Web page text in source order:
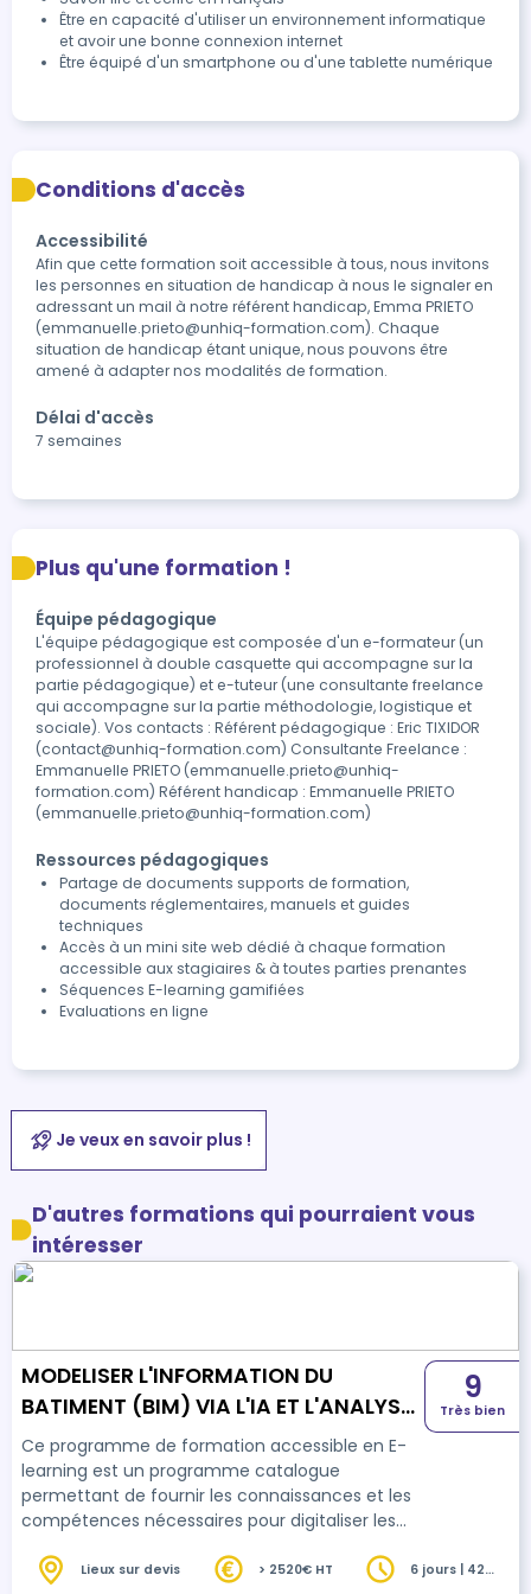
Être en capacité d'utiliser un environnement informatique
et avoir une bonne connexion internet
Être équipé d'un smartphone ou d'une tablette numérique
Conditions d'accès
Accessibilité
Afin que cette formation soit accessible à tous, nous invitons
les personnes en situation de handicap à nous le signaler en
adressant un mail à notre référent handicap, Emma PRIETO
(emmanuelle.prieto@unhiq-formation.com). Chaque
situation de handicap étant unique, nous pouvons être
amené à adapter nos modalités de formation.
Délai d'accès
7 semaines
Plus qu'une formation !
Équipe pédagogique
L'équipe pédagogique est composée d'un e-formateur (un
professionnel à double casquette qui accompagne sur la
partie pédagogique) et e-tuteur (une consultante freelance
qui accompagne sur la partie méthodologie, logistique et
sociale). Vos contacts : Référent pédagogique : Eric TIXIDOR
(contact@unhiq-formation.com) Consultante Freelance :
Emmanuelle PRIETO (emmanuelle.prieto@unhiq-
formation.com) Référent handicap : Emmanuelle PRIETO
(emmanuelle.prieto@unhiq-formation.com)
Ressources pédagogiques
Partage de documents supports de formation,
documents réglementaires, manuels et guides
techniques
Accès à un mini site web dédié à chaque formation
accessible aux stagiaires & à toutes parties prenantes
Séquences E-learning gamifiées
Evaluations en ligne
Je veux en savoir plus !
D'autres formations qui pourraient vous
intéresser
MODELISER L'INFORMATION DU
BATIMENT (BIM) VIA L'IA ET L'ANALYSE
DE DONNEES DU TRAITEMENT DE L'AIR
Ce programme de formation accessible en E-
learning est un programme catalogue
permettant de fournir les connaissances et les
compétences nécessaires pour digitaliser les
ressources, garantir la sécurité des chantiers et
9
Très bien
Lieux sur devis > 2520€ HT
6 jours | 42